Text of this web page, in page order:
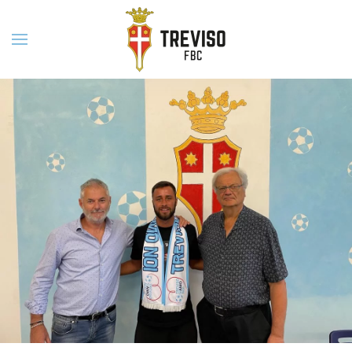
Skip to main content